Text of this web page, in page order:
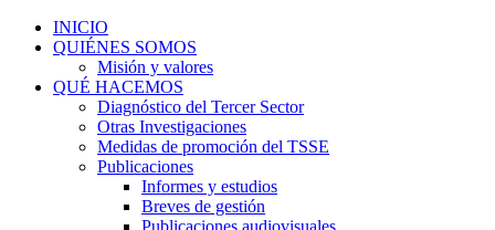
INICIO
QUIÉNES SOMOS
Misión y valores
QUÉ HACEMOS
Diagnóstico del Tercer Sector
Otras Investigaciones
Medidas de promoción del TSSE
Publicaciones
Informes y estudios
Breves de gestión
Publicaciones audiovisuales